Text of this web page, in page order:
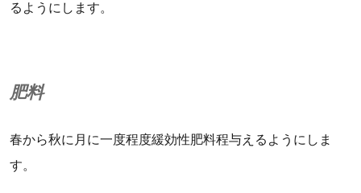
るようにします。
肥料
春から秋に月に一度程度緩効性肥料程与えるようにしま
す。